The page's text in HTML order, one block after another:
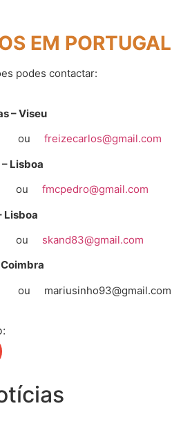
EM PORTUGAL
podes contactar:
– Viseu
ou freizecarlos@gmail.com
Lisboa
ou fmcpedro@gmail.com
Lisboa
ou skand83@gmail.com
Coimbra
ou mariusinho93@gmail.com